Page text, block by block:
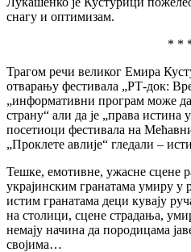
снагу и оптимизам.
* *
Трагом речи великог Емира
отварању фестивала „РТ-док:
„информативни програм може
страну“ али да је „права
посетиоци фестивала на
„Проклете авлије“ гледали –
Тешке, емотивне, ужасне сцене
украјинским гранатама умиру у
истим гранатама деци кувају
на столици, сцене страдања,
немају начина да породицама
својима…